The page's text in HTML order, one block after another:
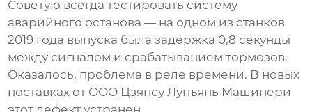
Советую всегда тестировать систему
аварийного останова — на одном из станков
2019 года выпуска была задержка 0,8 секунды
между сигналом и срабатыванием тормозов.
Оказалось, проблема в реле времени. В новых
поставках от ООО Цзянсу Лунъянь Машинери